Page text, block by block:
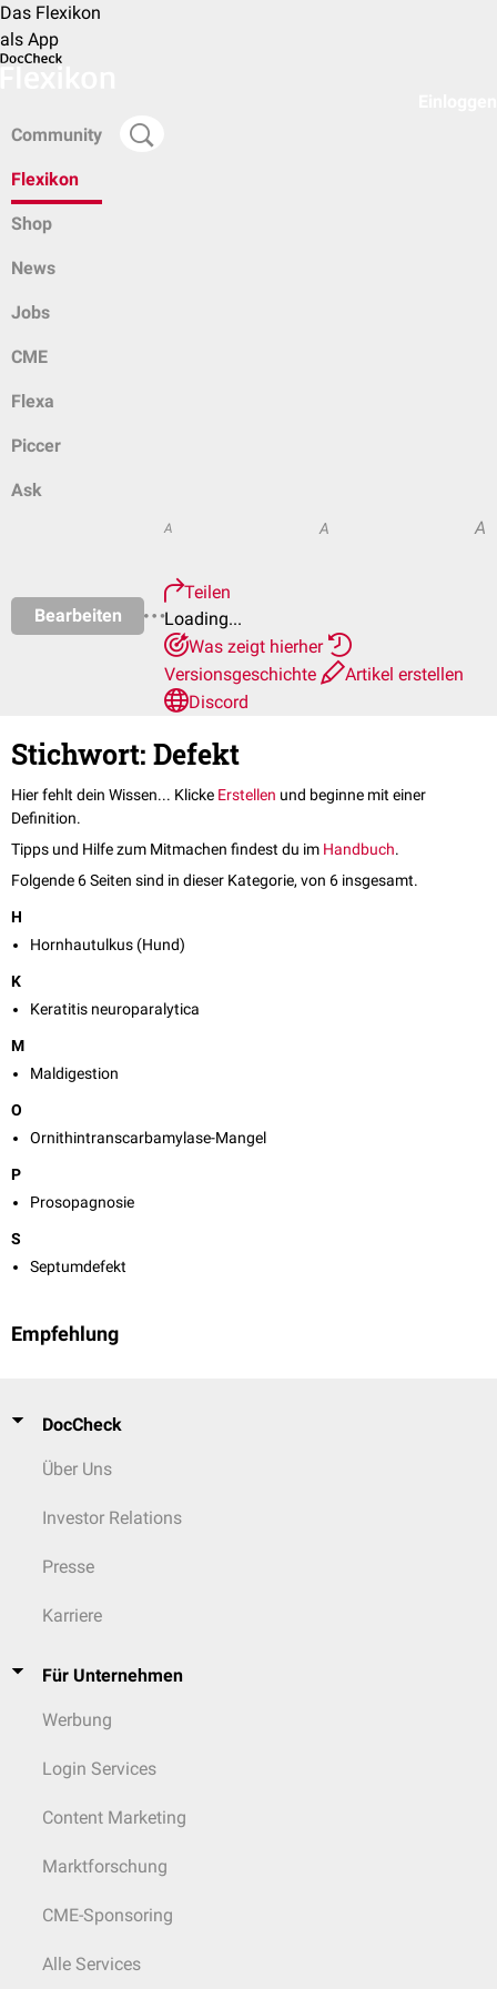
Das Flexikon
als App
Community
Flexikon
Shop
News
Jobs
CME
Flexa
Piccer
Ask
Bearbeiten
A A A
Teilen
Loading...
Was zeigt hierher
Versionsgeschichte
Artikel erstellen
Discord
Stichwort: Defekt
Hier fehlt dein Wissen... Klicke Erstellen und beginne mit einer
Definition.
Tipps und Hilfe zum Mitmachen findest du im Handbuch.
Folgende 6 Seiten sind in dieser Kategorie, von 6 insgesamt.
H
Hornhautulkus (Hund)
K
Keratitis neuroparalytica
M
Maldigestion
O
Ornithintranscarbamylase-Mangel
P
Prosopagnosie
S
Septumdefekt
Empfehlung
DocCheck
Über Uns
Investor Relations
Presse
Karriere
Für Unternehmen
Werbung
Login Services
Content Marketing
Marktforschung
CME-Sponsoring
Alle Services